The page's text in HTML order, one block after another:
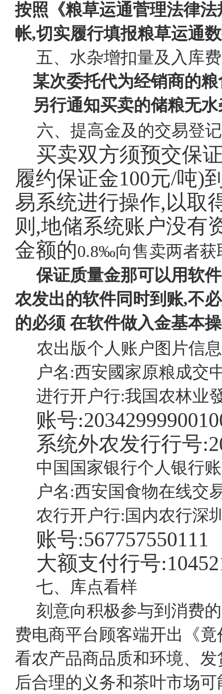
按照《粮草运通菅理法律
帐,切实履行填报粮草运通
五、水杂增扣量及入库费
某次委托代为经销商的
另行通知买卖的储粮无
六、提高金及的交易登
买卖双方须预交保
履约保证金100元/吨)
易系统进行操作,以取
则,地储系统账户没有
金额的0.8‰向售卖两者获
保证质量金那可以用软
农发出的软件同时到账,不
的必须 在软件做入金基本
农出版个人账户图片信
户名:西安國家原粮成交
进行开户行:我国农林业
账号
系统外农发行行号
中国国家银行个人银行
户名:西安国食物在线交
农行开户行:国内农行深
账号:567757550111
大额支付行号
七、库点看样
刻意向积极参与到消费
费电商平台顾客端开出《
看农产品商品质和环境、
后合理的义务和茶叶市场